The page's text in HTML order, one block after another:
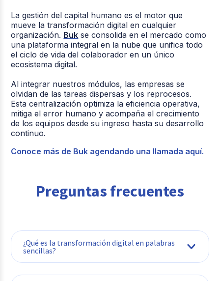
La gestión del capital humano es el motor que
mueve la transformación digital en cualquier
organización. Buk se consolida en el mercado como
una plataforma integral en la nube que unifica todo
el ciclo de vida del colaborador en un único
ecosistema digital.
Al integrar nuestros módulos, las empresas se
olvidan de las tareas dispersas y los reprocesos.
Esta centralización optimiza la eficiencia operativa,
mitiga el error humano y acompaña el crecimiento
de los equipos desde su ingreso hasta su desarrollo
continuo.
Conoce más de Buk agendando una llamada aquí.
Preguntas frecuentes
¿Qué es la transformación digital en palabras
sencillas?